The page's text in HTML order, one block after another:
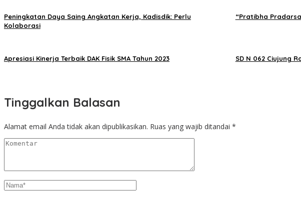
Peningkatan Daya Saing Angkatan Kerja, Kadisdik: Perlu
Kolaborasi
“Pratibha
Apresiasi Kinerja Terbaik DAK Fisik SMA Tahun 2023 SD N 062 Ciujung
Tinggalkan Balasan
Alamat email Anda tidak akan dipublikasikan. Ruas yang wajib ditandai *